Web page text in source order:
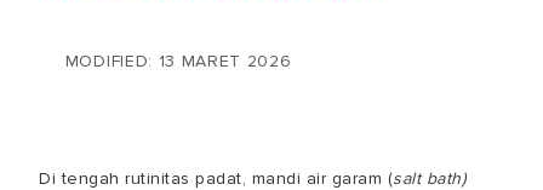
MODIFIED: 13 MARET 2026
Di tengah rutinitas padat, mandi air garam (salt bath)